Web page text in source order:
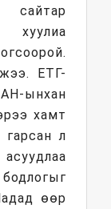
хуулиа
ЕТГ-
ынхан
хамт
л
өөр